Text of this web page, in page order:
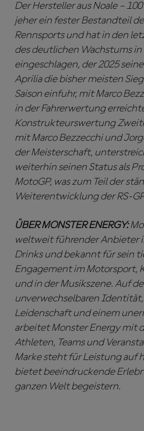
Der Hersteller aus Noale –
jeher ein fester Bestandteil
Rennsports und hat in den
des deutlichen Wachstums in
eingeschlagen, der 2025
Aprilia die bisher meisten
Saison einfuhr, mit Marco
in der Fahrerwertung
Konstrukteurswertung
mit Marco Bezzecchi und
der Meisterschaft,
weiterhin seinen Status als
MotoGP, was zum Teil der
Weiterentwicklung der RS-
ÜBER MONSTER ENERGY:
weltweit führender Anbieter
Drinks und bekannt für sein
Engagement im Motorsport,
und in der Musikszene. Auf
unverwechselbaren
Leidenschaft und einem
arbeitet Monster Energy mit
Athleten, Teams und
Marke steht für Leistung auf
bietet beeindruckende
ganzen Welt begeistern.